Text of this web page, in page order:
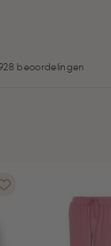
beoordelingen